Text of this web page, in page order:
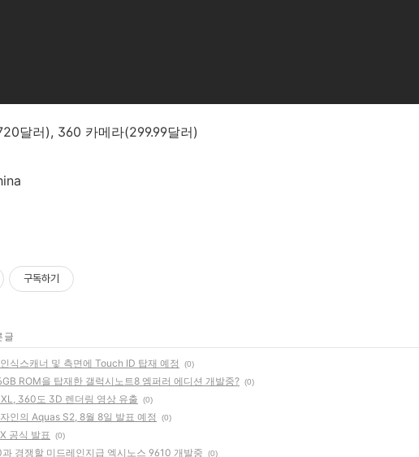
달러), 360 카메라(299.99달러)
구독하기
글
식스캐너 및 측면에 Touch ID 탑재 예정 (0)
ROM을 탑재한 갤럭시노트8 엠퍼러 에디션 개발중? (0)
360도 3D 렌더링 영상 유출 (0)
인의 Aquas S2, 8월 8일 발표 예정 (0)
공식 발표 (0)
경쟁할 미드레인지급 엑시노스 9610 개발중 (0)